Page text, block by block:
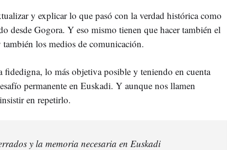
y explicar lo que pasó con la verdad histórica como
desde Gogora. Y eso mismo tienen que hacer también el
los medios de comunicación.
fidedigna, lo más objetiva posible y teniendo en cuenta
permanente en Euskadi. Y aunque nos llamen
en repetirlo.
y la memoria necesaria en Euskadi